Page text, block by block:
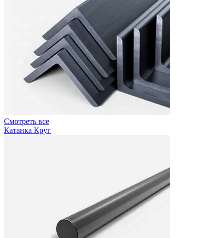
Смотреть все
Катанка Круг